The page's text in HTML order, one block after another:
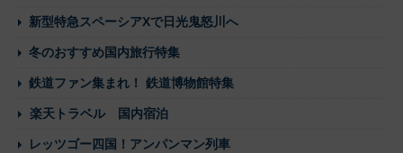
新型特急スペーシアXで日光鬼怒川へ
冬のおすすめ国内旅行特集
鉄道ファン集まれ！ 鉄道博物館特集
楽天トラベル 国内宿泊
レッツゴー四国！アンパンマン列車